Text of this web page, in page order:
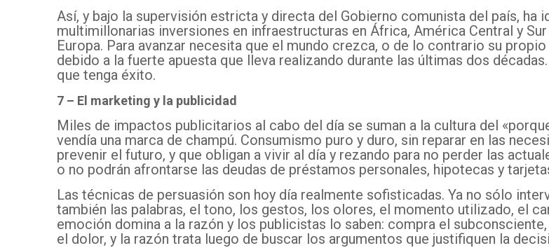
Así, y bajo la supervisión estricta y directa del Gobierno comunista del país, ha
multimillonarias inversiones en infraestructuras en África, América Central y Sur
Europa. Para avanzar necesita que el mundo crezca, o de lo contrario su
debido a la fuerte apuesta que lleva realizando durante las últimas dos
que tenga éxito.
7 – El marketing y la publicidad
Miles de impactos publicitarios al cabo del día se suman a la cultura del
vendía una marca de champú. Consumismo puro y duro, sin reparar en las
prevenir el futuro, y que obligan a vivir al día y rezando para no perder las
o no podrán afrontarse las deudas de préstamos personales, hipotecas y
Las técnicas de persuasión son hoy día realmente sofisticadas. Ya no sólo
también las palabras, el tono, los gestos, los olores, el momento utilizado, el
emoción domina a la razón y los publicistas lo saben: compra el
el dolor, y la razón trata luego de buscar los argumentos que justifiquen la